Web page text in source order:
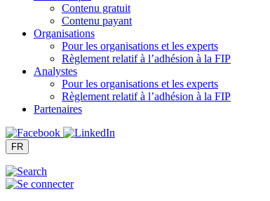
Contenu gratuit
Contenu payant
Organisations
Pour les organisations et les experts
Règlement relatif à l’adhésion à la FIP
Analystes
Pour les organisations et les experts
Règlement relatif à l’adhésion à la FIP
Partenaires
FR